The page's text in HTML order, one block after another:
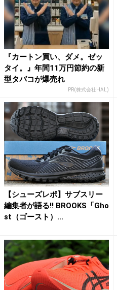
『カートン買い、ダメ。ゼッ
タイ。』年間11万円節約の新
型タバコが爆売れ
PR(株式会社HAL)
【シューズレポ】サブスリー
編集者が語る!! BROOKS「Gho
st（ゴースト）...